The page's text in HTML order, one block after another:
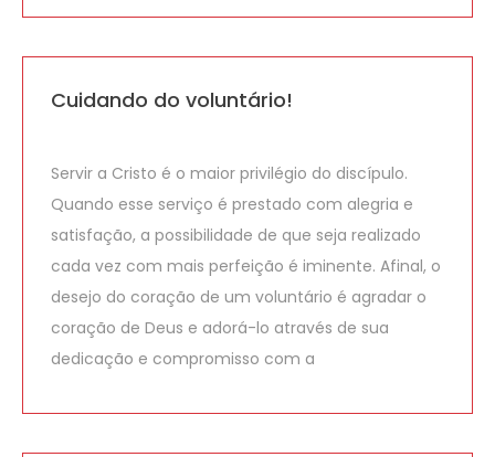
Cuidando do voluntário!
Servir a Cristo é o maior privilégio do discípulo.
Quando esse serviço é prestado com alegria e
satisfação, a possibilidade de que seja realizado
cada vez com mais perfeição é iminente. Afinal, o
desejo do coração de um voluntário é agradar o
coração de Deus e adorá-lo através de sua
dedicação e compromisso com a